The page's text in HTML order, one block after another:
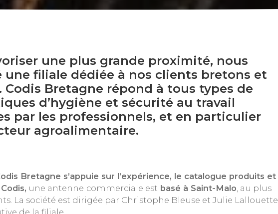
une plus grande proximité, nous
une filiale dédiée à nos clients bretons et
Codis Bretagne répond à tous types de
d’hygiène et sécurité au travail
par les professionnels, et en particulier
agroalimentaire.
Bretagne s’appuie sur l’expérience, le catalogue produits et
une antenne commerciale est basé à Saint-Malo , au plus
La société est dirigée par Christophe Bleuse et Julie Lallouette,
de la filiale.